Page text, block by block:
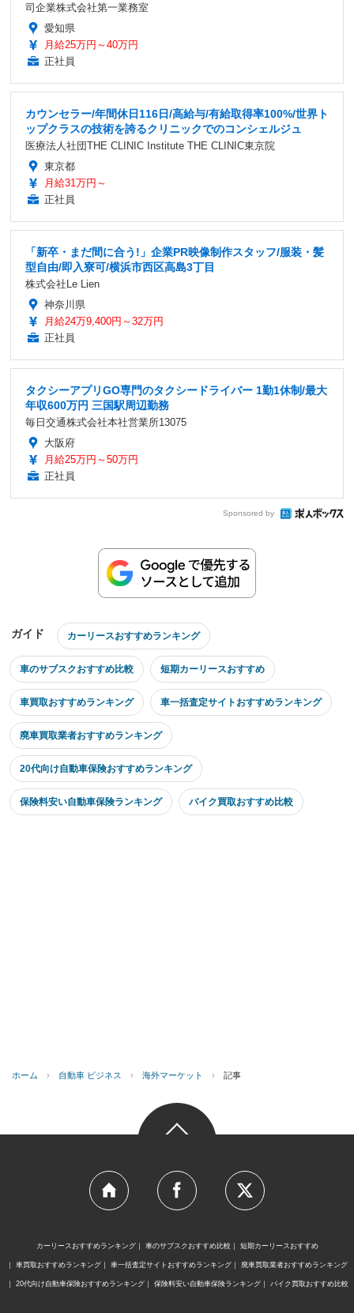
司企業株式会社第一業務室
愛知県
月給25万円～40万円
正社員
カウンセラー/年間休日116日/高給与/有給取得率100%/世界ト
ップクラスの技術を誇るクリニックでのコンシェルジュ
医療法人社団THE CLINIC Institute THE CLINIC東京院
東京都
月給31万円～
正社員
「新卒・まだ間に合う!」企業PR映像制作スタッフ/服装・髪
型自由/即入寮可/横浜市西区高島3丁目
株式会社Le Lien
神奈川県
月給24万9,400円～32万円
正社員
タクシーアプリGO専門のタクシードライバー 1勤1休制/最大
年収600万円 三国駅周辺勤務
毎日交通株式会社本社営業所13075
大阪府
月給25万円～50万円
正社員
Sponsored by
ガイド カーリースおすすめランキング
車のサブスクおすすめ比較 短期カーリースおすすめ
車買取おすすめランキング 車一括査定サイトおすすめランキング
廃車買取業者おすすめランキング
20代向け自動車保険おすすめランキング
保険料安い自動車保険ランキング バイク買取おすすめ比較
ホーム › 自動車 ビジネス › 海外マーケット › 記事
カーリースおすすめランキング 車のサブスクおすすめ比較 短期カーリースおすすめ
車買取おすすめランキング 車一括査定サイトおすすめランキング 廃車買取業者おすすめランキング
20代向け自動車保険おすすめランキング 保険料安い自動車保険ランキング バイク買取おすすめ比較